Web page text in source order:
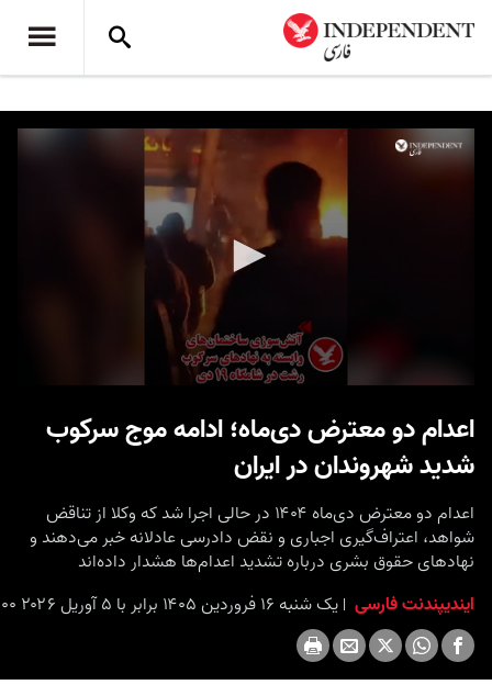
اعدام دو معترض دی‌ماه؛ ادامه موج سرکوب
شدید شهروندان در ایران
اعدام دو معترض دی‌ماه ۱۴۰۴ در حالی اجرا شد که وکلا از تناقض
شواهد، اعتراف‌گیری اجباری و نقض دادرسی عادلانه خبر می‌دهند و
نهادهای حقوق بشری درباره تشدید اعدام‌ها هشدار داده‌اند
ایندیپندنت فارسی یک شنبه ۱۶ فروردین ۱۴۰۵ برابر با ۵ آوریل ۲۰۲۶ ۱۱:۰۰